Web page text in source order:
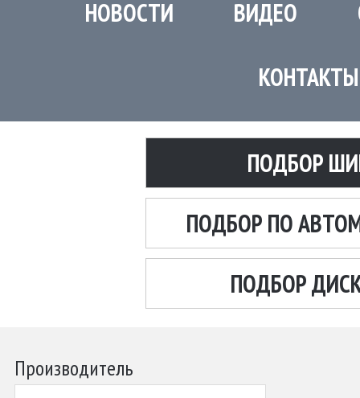
НОВОСТИ ВИДЕО
КОНТАКТЫ
ПОДБОР
ПОДБОР ПО
ПОДБОР
Производитель